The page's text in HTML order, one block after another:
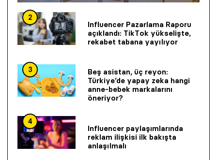
2
Influencer Pazarlama Raporu
açıklandı: TikTok yükselişte,
rekabet tabana yayılıyor
3
Beş asistan, üç reyon:
Türkiye’de yapay zeka hangi
anne-bebek markalarını
öneriyor?
4
Influencer paylaşımlarında
reklam ilişkisi ilk bakışta
anlaşılmalı